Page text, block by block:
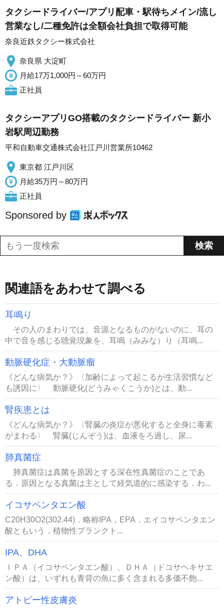
タクシードライバー/アプリ配車・駅待ちメイン/流し
営業なし/二種免許は全額会社負担で取得可能
奈良近鉄タクシー株式会社
奈良県 大淀町
月給17万1,000円～60万円
正社員
タクシーアプリGO搭載のタクシードライバー 新小
岩駅周辺勤務
平和自動車交通株式会社江戸川営業所10462
東京都 江戸川区
月給35万円～80万円
正社員
Sponsored by
関連語をあわせて調べる
耳鳴り
その人のまわりでは、音源となるものがないのに、耳の
中で音を感じる聴覚現象を、耳鳴（みみな）り（耳鳴...
動脈硬化症・大動脈瘤
《どんな病気か？》〈加齢によって起こるが生活習慣など
も誘因に〉 動脈硬化(どうみゃくこうか)とは、動...
腎疾患とは
《どんな病気か？》〈腎臓の炎症が悪化すると全身に毒素
がまわる〉 腎臓(じんぞう)は、血液をろ過し、尿...
肺真菌症
肺真菌症は真菌を原因とする深在性真菌症のことであ
る．原因となる真菌は主として経気道的に感染する．わ...
イコサペンタエン酸
C20H30O2(302.44)．略称IPA，EPA．エイコサペンタエン
酸ともいう．植物性プランクト...
IPA、DHA
ＩＰＡ（イコサペンタエン酸）、ＤＨＡ（ドコサヘキサエ
ン酸）は、いずれも青背の魚に多く含まれる多価不飽...
アトピー性皮膚炎